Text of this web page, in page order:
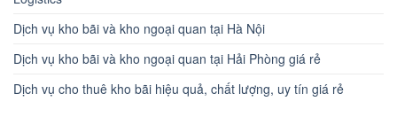
Dịch vụ kho bãi và kho ngoại quan tại Hà Nội
Dịch vụ kho bãi và kho ngoại quan tại Hải Phòng giá rẻ
Dịch vụ cho thuê kho bãi hiệu quả, chất lượng, uy tín giá rẻ